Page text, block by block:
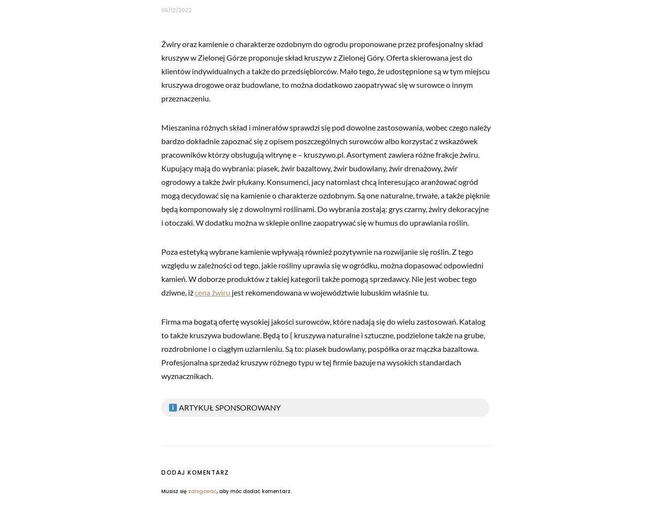
05/12/2022
Żwiry oraz kamienie o charakterze ozdobnym do ogrodu proponowane przez profesjonalny skład
kruszyw w Zielonej Górze proponuje skład kruszyw z Zielonej Góry. Oferta skierowana jest do
klientów indywidualnych a także do przedsiębiorców. Mało tego, że udostępnione są w tym miejscu
kruszywa drogowe oraz budowlane, to można dodatkowo zaopatrywać się w surowce o innym
przeznaczeniu.
Mieszanina różnych skład i minerałów sprawdzi się pod dowolne zastosowania, wobec czego należy
bardzo dokładnie zapoznać się z opisem poszczególnych surowców albo korzystać z wskazówek
pracowników którzy obsługują witrynę e – kruszywo.pl. Asortyment zawiera różne frakcje żwiru.
Kupujący mają do wybrania: piasek, żwir bazaltowy, żwir budowlany, żwir drenażowy, żwir
ogrodowy a także żwir płukany. Konsumenci, jacy natomiast chcą interesująco aranżować ogród
mogą decydować się na kamienie o charakterze ozdobnym. Są one naturalne, trwałe, a także pięknie
będą komponowały się z dowolnymi roślinami. Do wybrania zostają: grys czarny, żwiry dekoracyjne
i otoczaki. W dodatku można w sklepie online zaopatrywać się w humus do uprawiania roślin.
Poza estetyką wybrane kamienie wpływają również pozytywnie na rozwijanie się roślin. Z tego
względu w zależności od tego, jakie rośliny uprawia się w ogródku, można dopasować odpowiedni
kamień. W doborze produktów z takiej kategorii także pomogą sprzedawcy. Nie jest wobec tego
dziwne, iżcena żwiru jest rekomendowana w województwie lubuskim właśnie tu.
Firma ma bogatą ofertę wysokiej jakości surowców, które nadają się do wielu zastosowań. Katalog
to także kruszywa budowlane. Będą to { kruszywa naturalne i sztuczne, podzielone także na grube,
rozdrobnione i o ciągłym uziarnieniu. Są to: piasek budowlany, pospółka oraz mączka bazaltowa.
Profesjonalna sprzedaż kruszyw różnego typu w tej firmie bazuje na wysokich standardach
wyznacznikach.
ARTYKUŁ SPONSOROWANY
DODAJ KOMENTARZ
Musisz się zalogować, aby móc dodać komentarz.